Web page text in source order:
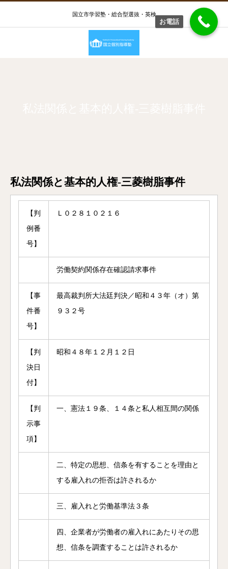
国立市学習塾・総合型選抜・英検
私法関係と基本的人権-三菱樹脂事件
【判
例番
号】
Ｌ０２８１０２１６
労働契約関係存在確認請求事件
【事
件番
号】
最高裁判所大法廷判決／昭和４３年（オ）第
９３２号
【判
決日
付】
昭和４８年１２月１２日
【判
示事
項】
一、憲法１９条、１４条と私人相互間の関係
二、特定の思想、信条を有することを理由と
する雇入れの拒否は許されるか
三、雇入れと労働基準法３条
四、企業者が労働者の雇入れにあたりその思
想、信条を調査することは許されるか
お電話